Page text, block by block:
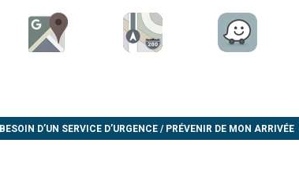
BESOIN D’UN SERVICE D’URGENCE / PRÉVENIR DE MON ARRIVÉE